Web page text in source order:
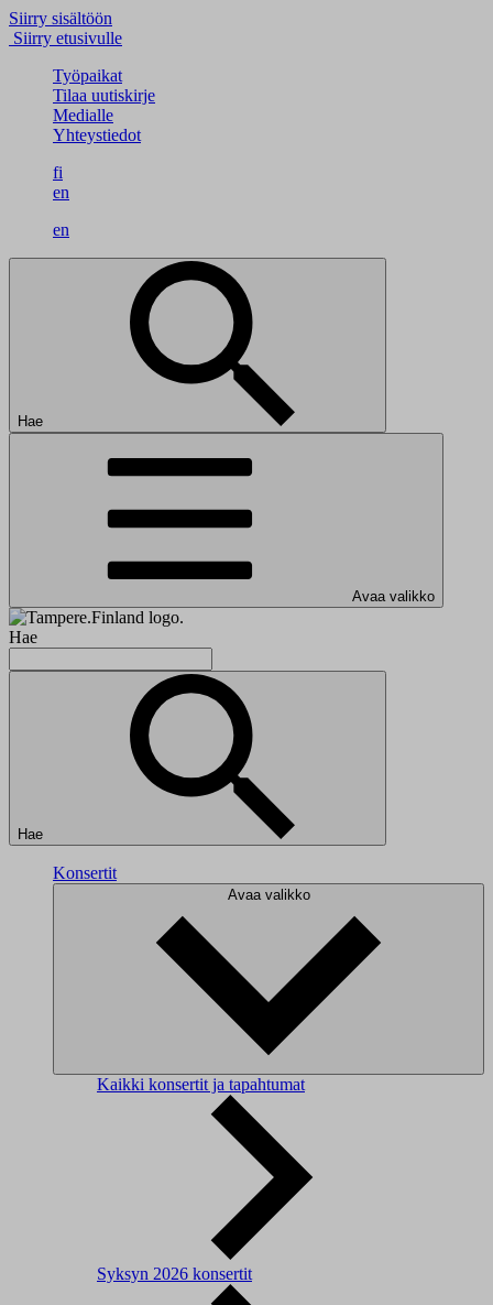
Siirry sisältöön
Siirry etusivulle
Työpaikat
Tilaa uutiskirje
Medialle
Yhteystiedot
fi
en
en
Hae
Avaa valikko
Hae
Hae
Konsertit
Avaa valikko
Kaikki konsertit ja tapahtumat
Syksyn 2026 konsertit